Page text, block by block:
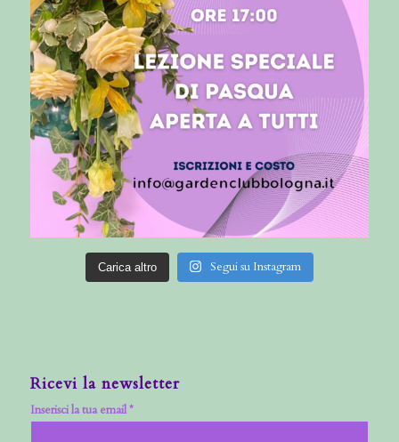
Carica altro Segui su Instagram
Ricevi la newsletter
Inserisci la tua email *